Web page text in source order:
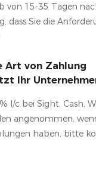
von 15-35 Tagen
dass Sie die
Art von Zahlung
Ihr
l/c bei Sight, Cash,
angenommen,
haben, bitte